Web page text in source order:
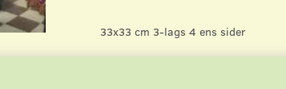
33x33 cm 3-lags 4 ens sider